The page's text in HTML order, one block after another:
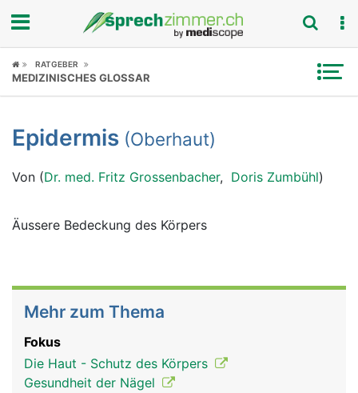
Fokus
Symptome
Untersuchungen
News
RATGEBER
MEDIZINISCHES GLOSSAR
Epidermis (Oberhaut)
Von (Dr. med. Fritz Grossenbacher, Doris Zumbühl)
Äussere Bedeckung des Körpers
Mehr zum Thema
Fokus
Die Haut - Schutz des Körpers
Gesundheit der Nägel